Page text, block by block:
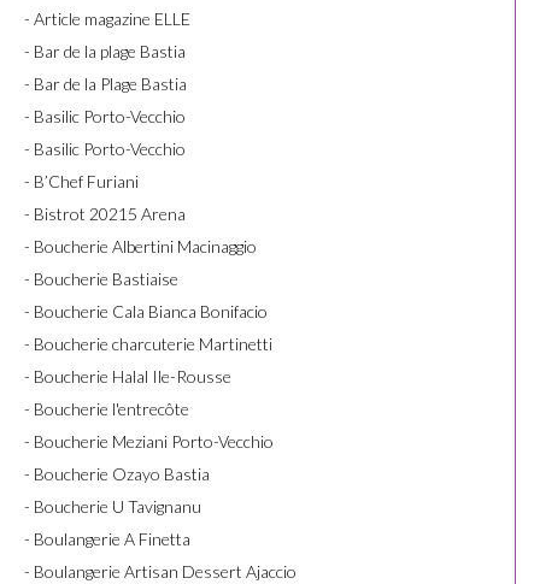
- Article magazine ELLE
- Bar de la plage Bastia
- Bar de la Plage Bastia
- Basilic Porto-Vecchio
- Basilic Porto-Vecchio
- B’Chef Furiani
- Bistrot 20215 Arena
- Boucherie Albertini Macinaggio
- Boucherie Bastiaise
- Boucherie Cala Bianca Bonifacio
- Boucherie charcuterie Martinetti
- Boucherie Halal Ile-Rousse
- Boucherie l'entrecôte
- Boucherie Meziani Porto-Vecchio
- Boucherie Ozayo Bastia
- Boucherie U Tavignanu
- Boulangerie A Finetta
- Boulangerie Artisan Dessert Ajaccio